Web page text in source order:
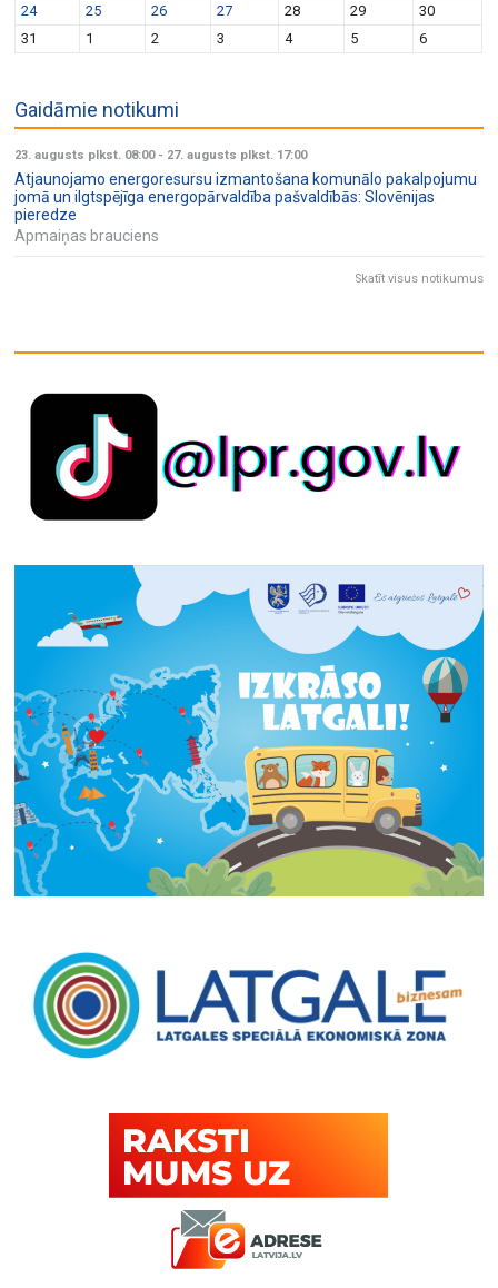
24
25 26 27 28 29
30
31
1 2 3 4 5 6
Gaidāmie notikumi
23. augusts plkst. 08:00- 27. augusts plkst. 17:00
Atjaunojamo energoresursu izmantošana komunālo pakalpojumu
jomā un ilgtspējīga energopārvaldība pašvaldībās: Slovēnijas
pieredze
Apmaiņas brauciens
Skatīt visus notikumus